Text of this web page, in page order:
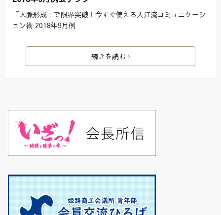
「人脈形成」で限界突破！今すぐ使える入江流コミュニケーシ
ョン術 2018年9月例
続きを読む